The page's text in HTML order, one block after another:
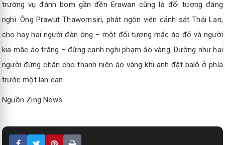
trường vụ đánh bom gần đền Erawan cũng là đối tượng đáng
nghi. Ông Prawut Thawornsiri, phát ngôn viên cảnh sát Thái Lan,
cho hay hai người đàn ông – một đối tượng mặc áo đỏ và người
kia mặc áo trắng – đứng cạnh nghi phạm áo vàng. Dường như hai
người đứng chắn cho thanh niên áo vàng khi anh đặt balô ở phía
trước một lan can.
Nguồn Zing News